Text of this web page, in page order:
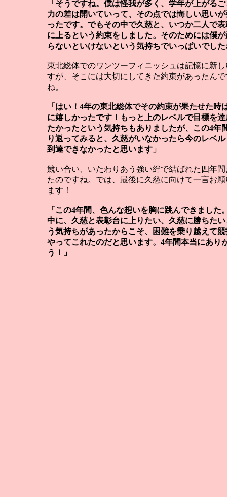
「そうですね。僕は怪我が多く、学年が上がる
力の差は開いていって、その点では悔しい思い
ったです。でもその中で久慈と、いつか二人で
に上るという約束をしました。そのためには僕
らないといけないという気持ちでいっぱいでし
東北総体でのワンツーフィニッシュは記憶に新
すが、そこには大切にしてきた約束があったんで
ね。
「はい！4年の東北総体でその約束が果たせた時
に嬉しかったです！もっと上のレベルで目標を
たかったという気持ちもありましたが、この4年
り返ってみると、久慈がいなかったら今のレベ
到達できなかったと思います」
競い合い、いたわりあう強い絆で結ばれた四年
たのですね。では、最後に久慈に向けて一言お
ます！
「この4年間、色んな想いを胸に跳んできました
中に、久慈と表彰台に上りたい、久慈に勝ちた
う気持ちがあったからこそ、困難を乗り越えて
やってこれたのだと思います。4年間本当にあり
う！」